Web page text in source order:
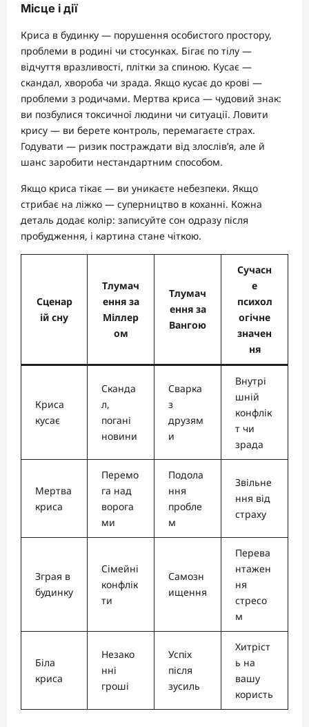
Місце і дії
Криса в будинку — порушення особистого простору,
проблеми в родині чи стосунках. Бігає по тілу —
відчуття вразливості, плітки за спиною. Кусає —
скандал, хвороба чи зрада. Якщо кусає до крові —
проблеми з родичами. Мертва криса — чудовий знак:
ви позбулися токсичної людини чи ситуації. Ловити
крису — ви берете контроль, перемагаєте страх.
Годувати — ризик постраждати від злослів’я, але й
шанс заробити нестандартним способом.
Якщо криса тікає — ви уникаєте небезпеки. Якщо
стрибає на ліжко — суперництво в коханні. Кожна
деталь додає колір: записуйте сон одразу після
пробудження, і картина стане чіткою.
Сценар
ій сну
Тлумач
ення за
Міллер
ом
Тлумач
ення за
Вангою
Сучасн
е
психол
огічне
значен
ня
Криса
кусає
Сканда
л,
погані
новини
Сварка
з
друзям
и
Внутрі
шній
конфлік
т чи
зрада
Мертва
криса
Перемо
га над
ворога
ми
Подола
ння
пробле
м
Звільне
ння від
страху
Зграя в
будинку
Сімейні
конфлік
ти
Самозн
ищення
Перева
нтажен
ня
стресо
м
Біла
криса
Незако
нні
гроші
Успіх
після
зусиль
Хитріст
ь на
вашу
користь